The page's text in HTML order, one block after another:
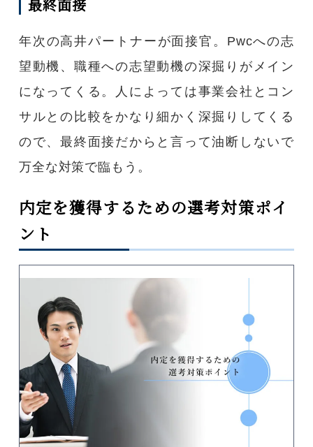
最終面接
年次の高井パートナーが面接官。Pwcへの志
望動機、職種への志望動機の深掘りがメイン
になってくる。人によっては事業会社とコン
サルとの比較をかなり細かく深掘りしてくる
ので、最終面接だからと言って油断しないで
万全な対策で臨もう。
内定を獲得するための選考対策ポイ
ント